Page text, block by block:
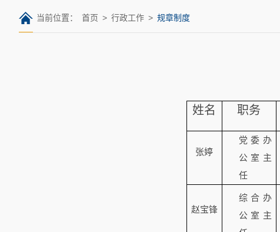
当前位置： 首页 > 行政工作 > 规章制度
姓名 职务
张婷
党委办
公室主
任
赵宝锋
综合办
公室主